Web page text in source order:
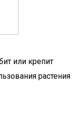
или крепит
растения